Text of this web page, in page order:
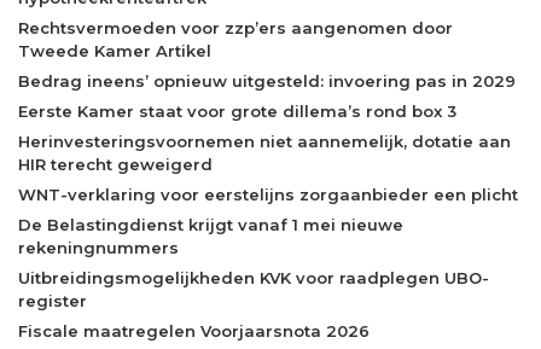
Rechtsvermoeden voor zzp’ers aangenomen door
Tweede Kamer Artikel
Bedrag ineens’ opnieuw uitgesteld: invoering pas in 2029
Eerste Kamer staat voor grote dillema’s rond box 3
Herinvesteringsvoornemen niet aannemelijk, dotatie aan
HIR terecht geweigerd
WNT-verklaring voor eerstelijns zorgaanbieder een plicht
De Belastingdienst krijgt vanaf 1 mei nieuwe
rekeningnummers
Uitbreidingsmogelijkheden KVK voor raadplegen UBO-
register
Fiscale maatregelen Voorjaarsnota 2026